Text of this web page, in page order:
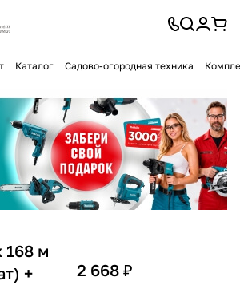
Каталог Садово-огородная техника
168 м
+
2 668 ₽
части